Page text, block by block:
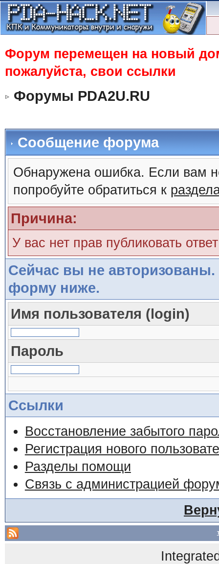
Форум перемещен на новый
пожалуйста, свои ссылки
Форумы PDA2U.RU
Сообщение форума
Обнаружена ошибка. Если вам
попробуйте обратиться к
Причина:
У вас нет прав публиковать
Сейчас вы не авторизованы.
форму ниже.
Имя пользователя (login)
Пароль
Ссылки
Восстановление забытого
Регистрация нового
Разделы помощи
Связь с администрацией